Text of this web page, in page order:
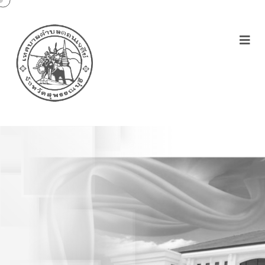
ประกาศคณะกรรมการ
มาตรฐานการบริหารงาน